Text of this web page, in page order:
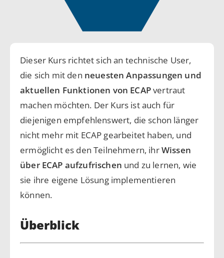
Dieser Kurs richtet sich an technische User,
die sich mit den neuesten Anpassungen und
aktuellen Funktionen von ECAPvertraut
machen möchten. Der Kurs ist auch für
diejenigen empfehlenswert, die schon länger
nicht mehr mit ECAP gearbeitet haben, und
ermöglicht es den Teilnehmern, ihrWissen
über ECAP aufzufrischen und zu lernen, wie
sie ihre eigene Lösung implementieren
können.
Überblick